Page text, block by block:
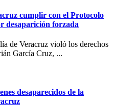
cumplir con el Protocolo
desaparición forzada
de Veracruz violó los derechos
García Cruz, ...
desaparecidos de la